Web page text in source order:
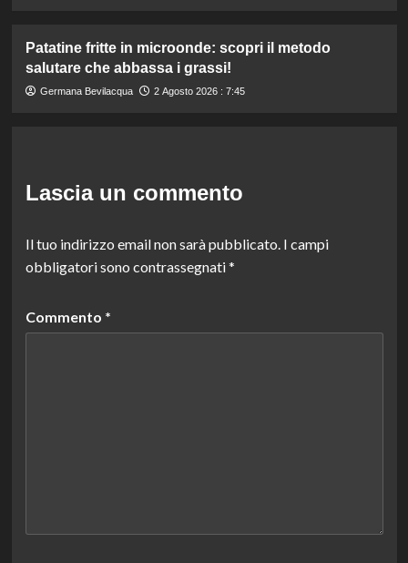
Patatine fritte in microonde: scopri il metodo
salutare che abbassa i grassi!
Germana Bevilacqua 2 Agosto 2026 : 7:45
Lascia un commento
Il tuo indirizzo email non sarà pubblicato. I campi
obbligatori sono contrassegnati*
Commento *